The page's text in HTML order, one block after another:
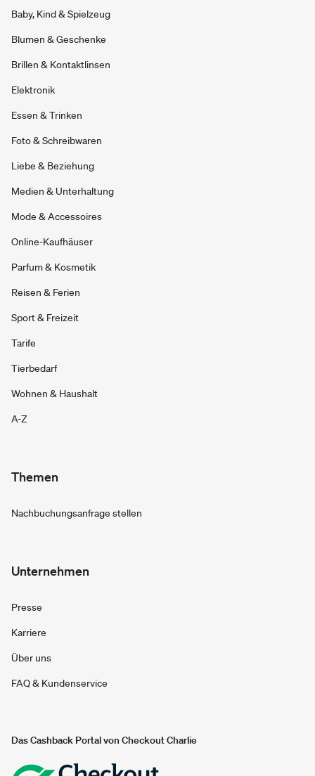
Baby, Kind & Spielzeug
Blumen & Geschenke
Brillen & Kontaktlinsen
Elektronik
Essen & Trinken
Foto & Schreibwaren
Liebe & Beziehung
Medien & Unterhaltung
Mode & Accessoires
Online-Kaufhäuser
Parfum & Kosmetik
Reisen & Ferien
Sport & Freizeit
Tarife
Tierbedarf
Wohnen & Haushalt
A-Z
Themen
Nachbuchungsanfrage stellen
Unternehmen
Presse
Karriere
Über uns
FAQ & Kundenservice
Das Cashback Portal von Checkout Charlie